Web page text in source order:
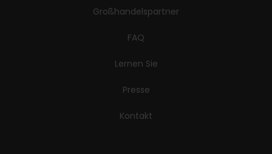
Großhandelspartner
FAQ
Lernen Sie
Presse
Kontakt